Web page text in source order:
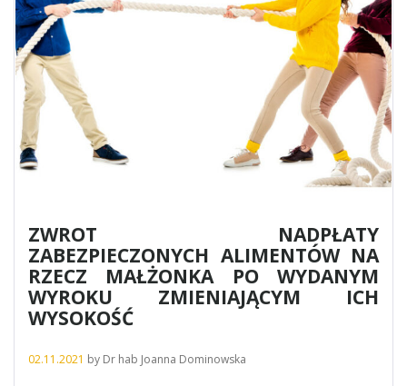
ZWROT NADPŁATY
ZABEZPIECZONYCH ALIMENTÓW NA
RZECZ MAŁŻONKA PO WYDANYM
WYROKU ZMIENIAJĄCYM ICH
WYSOKOŚĆ
02.11.2021 by Dr hab Joanna Dominowska